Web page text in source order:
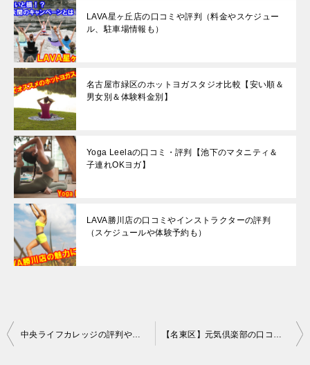
LAVA星ヶ丘店の口コミや評判（料金やスケジュー
ル、駐車場情報も）
名古屋市緑区のホットヨガスタジオ比較【安い順＆
男女別＆体験料金別】
Yoga Leelaの口コミ・評判【池下のマタニティ＆
子連れOKヨガ】
LAVA勝川店の口コミやインストラクターの評判
（スケジュールや体験予約も）
投
中央ライフカレッジの評判や口コミをご紹介【名東区カルチャースクール】 【名東区】元気倶楽部の口コミや評判とは（アクセス/料金/駐車場情報など）